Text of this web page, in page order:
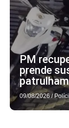
PM
prende
09/08/2026 /